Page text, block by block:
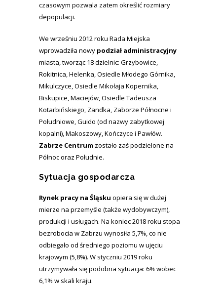
czasowym pozwala zatem określić rozmiary
depopulacji.
We wrześniu 2012 roku Rada Miejska
wprowadziła nowy podział administracyjny
miasta, tworząc 18 dzielnic: Grzybowice,
Rokitnica, Helenka, Osiedle Młodego Górnika,
Mikulczyce, Osiedle Mikołaja Kopernika,
Biskupice, Maciejów, Osiedle Tadeusza
Kotarbińskiego, Zandka, Zaborze Północne i
Południowe, Guido (od nazwy zabytkowej
kopalni), Makoszowy, Kończyce i Pawłów.
Zabrze Centrum zostało zaś podzielone na
Północ oraz Południe.
Sytuacja gospodarcza
Rynek pracy na Śląsku opiera się w dużej
mierze na przemyśle (także wydobywczym),
produkcji i usługach. Na koniec 2018 roku stopa
bezrobocia w Zabrzu wynosiła 5,7%, co nie
odbiegało od średniego poziomu w ujęciu
krajowym (5,8%). W styczniu 2019 roku
utrzymywała się podobna sytuacja: 6% wobec
6,1% w skali kraju.